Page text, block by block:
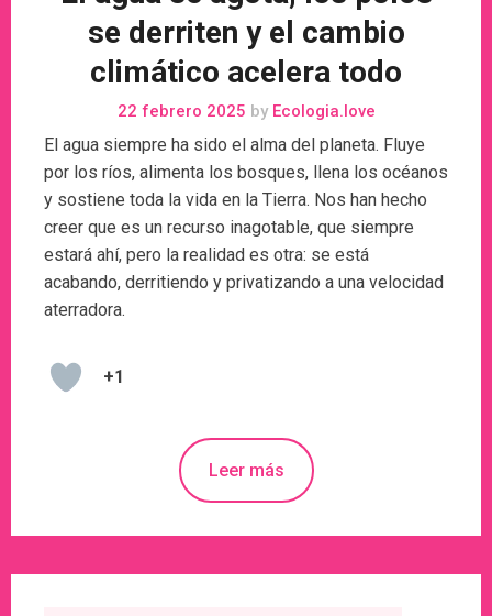
se derriten y el cambio
climático acelera todo
22 febrero 2025 byEcologia.love
El agua siempre ha sido el alma del planeta. Fluye
por los ríos, alimenta los bosques, llena los océanos
y sostiene toda la vida en la Tierra. Nos han hecho
creer que es un recurso inagotable, que siempre
estará ahí, pero la realidad es otra: se está
acabando, derritiendo y privatizando a una velocidad
aterradora.
+1
Leer más